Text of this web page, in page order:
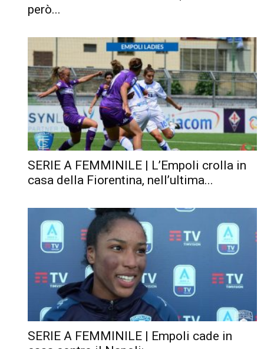
però...
SERIE A FEMMINILE | L’Empoli crolla in
casa della Fiorentina, nell’ultima...
SERIE A FEMMINILE | Empoli cade in